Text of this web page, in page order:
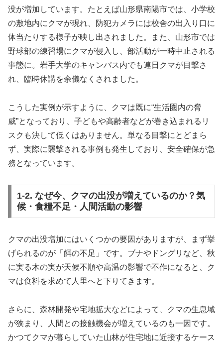
没が増加しています。たとえば山形県南陽市では、小学校
の敷地内にクマが現れ、防犯カメラには校舎の出入り口に
体当たりする様子が映し出されました。また、山形市では
野球部の練習場にクマが侵入し、部活動が一時中止される
事態に。岩手大学のキャンパス内でも連日クマが目撃さ
れ、臨時休講を余儀なくされました。
こうした実例が示すように、クマは既に“生活圏内の脅
威”となっており、子どもや高齢者などが巻き込まれるリ
スクも決して低くはありません。単なる目撃にとどまら
ず、実際に襲撃される事例も発生しており、安全確保が急
務となっています。
1-2. なぜ今、クマの出没が増えているのか？気
候・食糧不足・人間活動の影響
クマの出没増加にはいくつかの要因がありますが、まず挙
げられるのが「餌の不足」です。ブナやドングリなど、秋
に実る木の実が天候不順や高温の影響で不作になると、ク
マは食料を求めて人里へと下りてきます。
さらに、森林開発や宅地拡大などによって、クマの生息域
が狭まり、人間との接触機会が増えているのも一因です。
かつてクマが暮らしていた山林が住宅地に近接するケース